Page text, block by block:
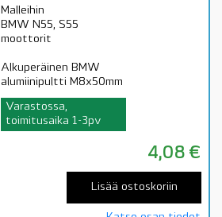
Malleihin
BMW N55, S55
moottorit
Alkuperäinen BMW
alumiinipultti M8x50mm
Varastossa,
toimitusaika 1-3pv
4,08 €
Lisää ostoskoriin